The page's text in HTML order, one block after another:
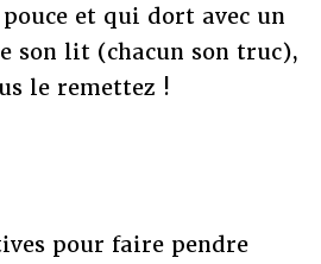
et qui dort avec un
son lit (chacun son truc),
le remettez !
pour faire pendre